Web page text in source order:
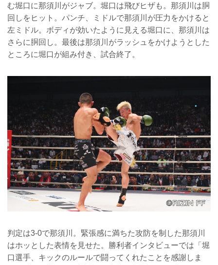
む堀口に那須川がジャブ。堀口は飛びヒザも。那須川は胴
回しをヒット。パンチ、ミドルで那須川が圧力をかけると
左ミドル。ボディが効いたように見える堀口に、那須川は
さらに胴回し。最後は那須川がラッシュをかけようとした
ところに堀口が組み付き、試合終了。
判定は3-0で那須川。緊張感に満ちた攻防を制した那須川
はホッとした表情を見せた。勝利者インタビューでは「堀
口選手、キックのルールで闘ってくれたことを感謝しま